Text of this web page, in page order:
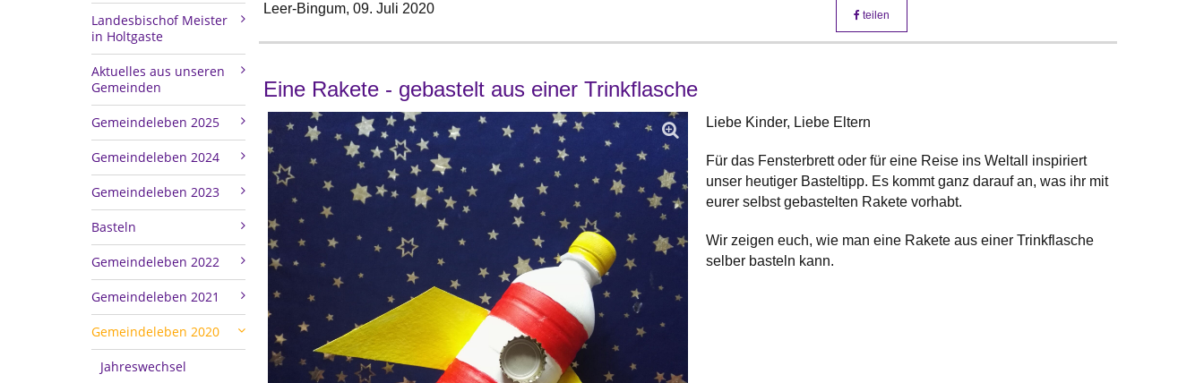
Landesbischof Meister
in Holtgaste
Aktuelles aus unseren
Gemeinden
Gemeindeleben 2025
Gemeindeleben 2024
Gemeindeleben 2023
Basteln
Gemeindeleben 2022
Gemeindeleben 2021
Gemeindeleben 2020
Jahreswechsel
Leer-Bingum, 09. Juli 2020 teilen
Eine Rakete - gebastelt aus einer Trinkflasche
Liebe Kinder, Liebe Eltern
Für das Fensterbrett oder für eine Reise ins Weltall inspiriert
unser heutiger Basteltipp. Es kommt ganz darauf an, was ihr mit
eurer selbst gebastelten Rakete vorhabt.
Wir zeigen euch, wie man eine Rakete aus einer Trinkflasche
selber basteln kann.